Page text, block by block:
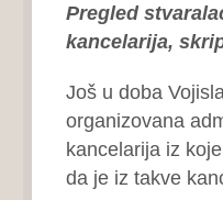
Pregled
kancelarija,
Još u doba
organizovana
kancelarija iz
da je iz takve